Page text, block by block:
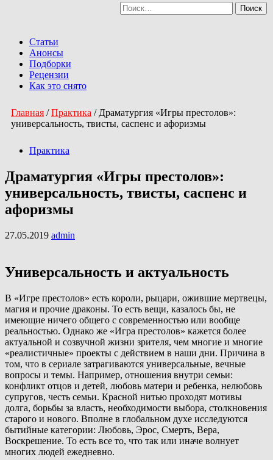
Статьи
Анонсы
Подборки
Рецензии
Как это снято
Найти:
Главная /Практика / Драматургия «Игры престолов»:
универсальность, твисты, саспенс и афоризмы
Практика
Драматургия «Игры престолов»:
универсальность, твисты, саспенс и
афоризмы
27.05.2019 admin
Универсальность и актуальность
В «Игре престолов» есть короли, рыцари, ожившие мертвецы,
магия и прочие драконы. То есть вещи, казалось бы, не
имеющие ничего общего с современностью или вообще
реальностью. Однако же «Игра престолов» кажется более
актуальной и созвучной жизни зрителя, чем многие и многие
«реалистичные» проекты с действием в наши дни. Причина в
том, что в сериале затрагиваются универсальные, вечные
вопросы и темы. Например, отношения внутри семьи:
конфликт отцов и детей, любовь матери и ребенка, нелюбовь
супругов, честь семьи. Красной нитью проходят мотивы
долга, борьбы за власть, необходимости выбора, столкновения
старого и нового. Вполне в глобальном духе исследуются
бытийные категории: Любовь, Эрос, Смерть, Вера,
Воскрешение. То есть все то, что так или иначе волнует
многих людей ежедневно.